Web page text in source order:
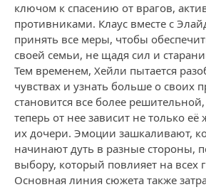
ключом к спасению от врагов,
противниками. Клаус вместе с
принять все меры, чтобы
своей семьи, не щадя сил и
Тем временем, Хейли пытается
чувствах и узнать больше о своих
становится все более
теперь от нее зависит не только
их дочери. Эмоции зашкаливают,
начинают дуть в разные стороны,
выбору, который повлияет на всех
Основная линия сюжета также